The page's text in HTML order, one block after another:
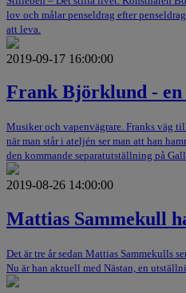
lov och målar penseldrag efter
att leva.
2019-09-17 16:00:00
Frank Björklund -
Musiker och vapenvägrare. Franks väg
när man står i ateljén ser man att han
den kommande separatutställning på
2019-08-26 14:00:00
Mattias Sammekull
Det är tre år sedan Mattias Sammekulls
Nu är han aktuell med Nästan, en